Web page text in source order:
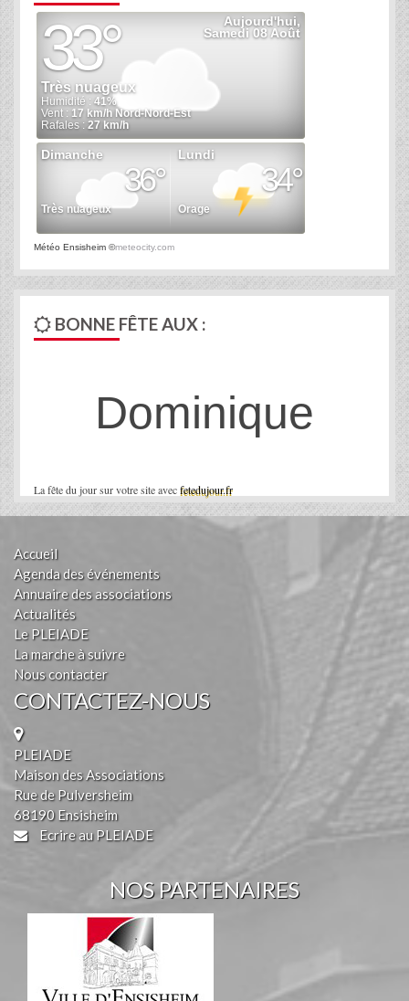
Météo Ensisheim ©meteocity.com
BONNE FÊTE AUX :
La fête du jour sur votre site avecfetedujour.fr
Dominique
Accueil
Agenda des événements
Annuaire des associations
Actualités
Le PLEIADE
La marche à suivre
Nous contacter
CONTACTEZ-NOUS
PLEIADE
Maison des Associations
Rue de Pulversheim
68190 Ensisheim
Ecrire au PLEIADE
NOS PARTENAIRES